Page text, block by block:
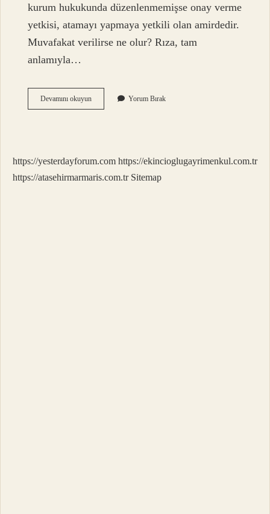
kurum hukukunda düzenlenmemişse onay verme
yetkisi, atamayı yapmaya yetkili olan amirdedir.
Muvafakat verilirse ne olur? Rıza, tam
anlamıyla…
Devamını okuyunMuvafakat
Yapmak
Yorum Bırak
https://yesterdayforum.com https://ekincioglugayrimenkul.com.tr
https://atasehirmarmaris.com.tr Sitemap